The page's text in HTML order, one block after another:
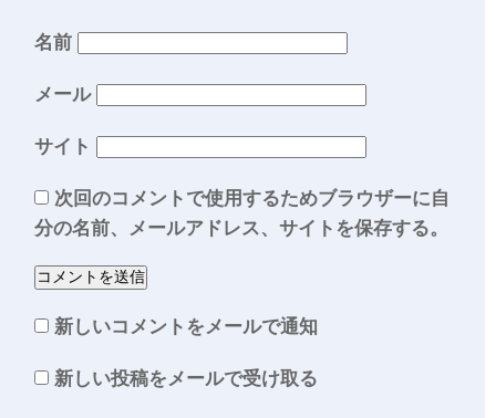
名前
メール
サイト
次回のコメントで使用するためブラウザーに自
分の名前、メールアドレス、サイトを保存する。
新しいコメントをメールで通知
新しい投稿をメールで受け取る